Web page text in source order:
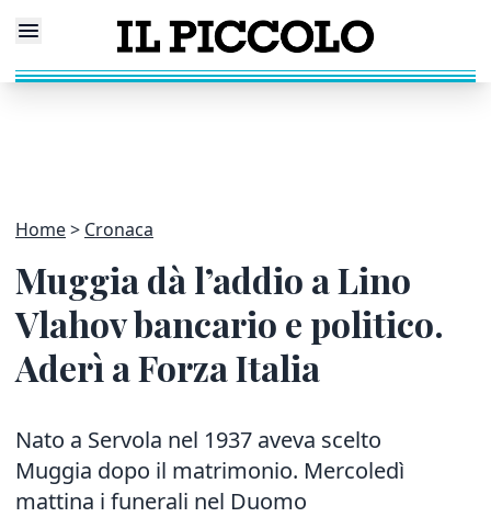
Home Cronaca
Muggia dà l’addio a Lino
Vlahov bancario e politico.
Aderì a Forza Italia
Nato a Servola nel 1937 aveva scelto
Muggia dopo il matrimonio. Mercoledì
mattina i funerali nel Duomo